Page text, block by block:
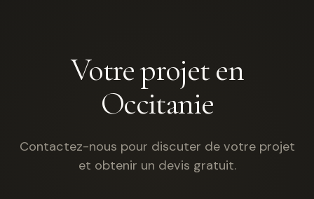
Votre projet en
Occitanie
Contactez-nous pour discuter de votre projet
et obtenir un devis gratuit.